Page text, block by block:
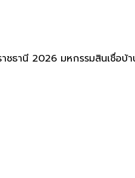
ชธานี 2026 มหกรรมสินเชื่อบ้